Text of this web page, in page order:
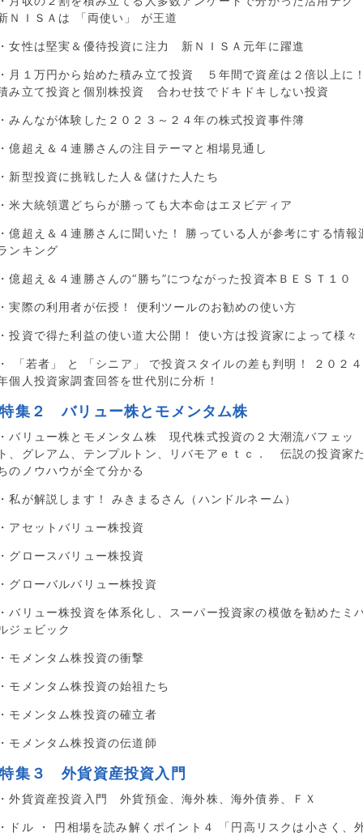
ＮＩＳＡは 「両使い」 が王道
女性は堅実＆優待投資に注力 新ＮＩＳＡ元年に躍進
月１万円から始めた積み立て投資 ５年間で資産は２倍以上に！
み立て投資と個別株投資 合わせ技でドキドキしない投資
みんなが体験した２０２３～２４年の株式投資事件簿
億超え＆４連勝さんの注目テーマと相場見通し
新型投資に挑戦した人＆儲けた人たち
米大統領選どちらが勝っても大本命はエヌビディア
億超え＆４連勝さんに聞いた！ 勝っている人が参考にする情報
ンキング
億超え＆４連勝さんの“勝ち”につながった投資本ＢＥＳＴ１０
実際の利用者が伝授！ 便利ツールのお勧めの使い方
投資で得た利益の使い道大公開！ 使い方は投資家によって様々
「若者」 と 「シニア」 で投資スタイルの差も判明！ ２０２４
個人投資家調査回答を世代別に分析！
集２ バリュー株とモメンタム株
バリュー株とモメンタム株 現代株式投資の２大潮流バフェッ
、グレアム、テンプルトン、リバモアｅｔｃ． 伝説の投資家た
のノウハウが全て分かる
私が解説します！ みきまるさん（ハンドルネーム）
アセットバリュー株投資
グロースバリュー株投資
グローバルバリュー株投資
バリュー株投資を体系化し、スーパー投資家の模倣を勧めたミ
ジェビック
モメンタム株投資の衝撃
モメンタム株投資の始祖たち
モメンタム株投資の確立者
モメンタム株投資の伝道師
集３ 外貨資産投資入門
外貨資産投資入門 外貨預金、海外株、海外債券、ＦＸ
ドル ・ 円相場を読み解くポイント４ 「円高リスクは小さく、